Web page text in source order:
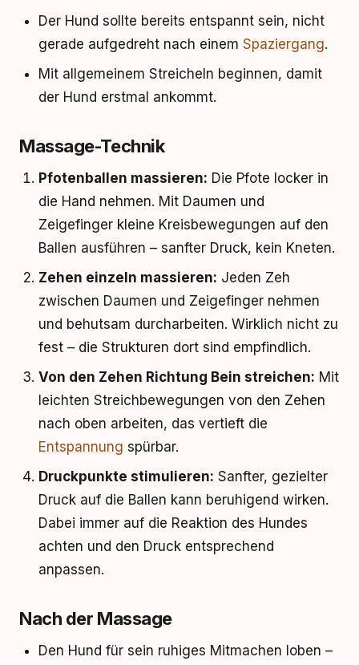
Der Hund sollte bereits entspannt sein, nicht
gerade aufgedreht nach einem Spaziergang.
Mit allgemeinem Streicheln beginnen, damit
der Hund erstmal ankommt.
Massage-Technik
Pfotenballen massieren: Die Pfote locker in
die Hand nehmen. Mit Daumen und
Zeigefinger kleine Kreisbewegungen auf den
Ballen ausführen – sanfter Druck, kein Kneten.
Zehen einzeln massieren: Jeden Zeh
zwischen Daumen und Zeigefinger nehmen
und behutsam durcharbeiten. Wirklich nicht zu
fest – die Strukturen dort sind empfindlich.
Von den Zehen Richtung Bein streichen: Mit
leichten Streichbewegungen von den Zehen
nach oben arbeiten, das vertieft die
Entspannung spürbar.
Druckpunkte stimulieren: Sanfter, gezielter
Druck auf die Ballen kann beruhigend wirken.
Dabei immer auf die Reaktion des Hundes
achten und den Druck entsprechend
anpassen.
Nach der Massage
Den Hund für sein ruhiges Mitmachen loben –